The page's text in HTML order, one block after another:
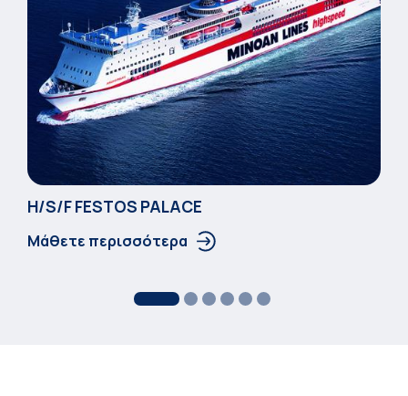
Η/S/F FESTOS PALACΕ
Μάθετε περισσότερα